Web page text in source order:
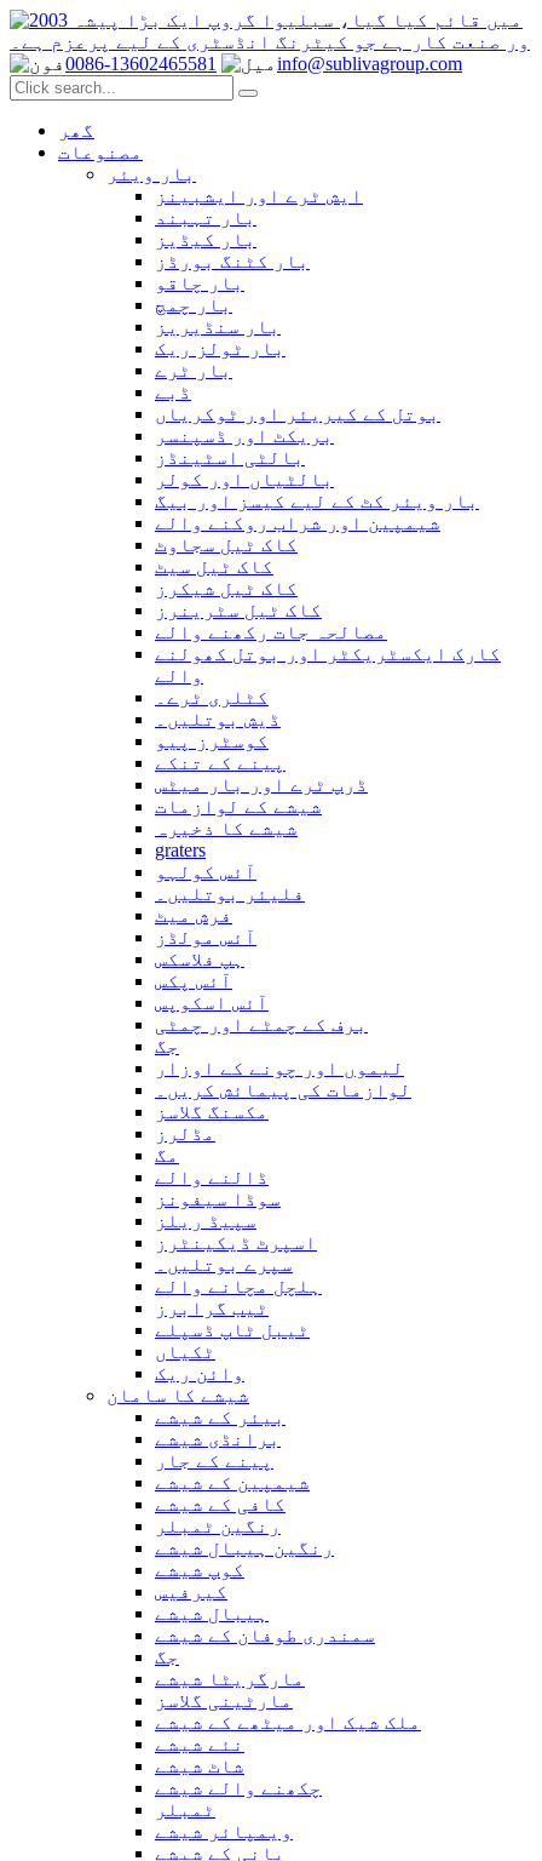
0086-13602465581 info@sublivagroup.com
گھر
مصنوعات
بار ویئر
ایش ٹرے اور ایشبینز
بار تہبند
بار کیڈیز
بار کٹنگ بورڈز
بار چاقو
بار چمچ
بار سنڈیریز
بار ٹولز ریک
بار ٹرے
ڈبے
بوتل کے کیریئر اور ٹوکریاں
بریکٹ اور ڈسپنسر
بالٹی اسٹینڈز
بالٹیاں اور کولر
بار ویئر کٹ کے لیے کیسز اور بیگ
شیمپین اور شراب روکنے والے
کاک ٹیل سجاوٹ
کاک ٹیل سیٹ
کاک ٹیل شیکرز
کاک ٹیل سٹرینرز
مصالحہ جات رکھنے والے
کارک ایکسٹریکٹر اور بوتل کھولنے
والے
کٹلری ٹرے۔
ڈیش بوتلیں۔
کوسٹرز پیو
پینے کے تنکے
ڈرپ ٹرے اور بار میٹس
شیشے کے لوازمات
شیشے کا ذخیرہ
graters
آئس کولہو
فلیئر بوتلیں۔
فرش میٹ
آئس مولڈز
ہپ فلاسکس
آئس پکس
آئس اسکوپس
برف کے چمٹے اور چمٹی
جگ
لیموں اور چونے کے اوزار
لوازمات کی پیمائش کریں۔
مکسنگ گلاسز
مڈلرز
مگ
ڈالنے والے
سوڈا سیفونز
سپیڈ ریلز
اسپرٹ ڈیکینٹرز
سپرے بوتلیں۔
ہلچل مچانے والے
ٹیب گرابرز
ٹیبل ٹاپ ڈسپلے
ٹکیاں
وائن ریک
شیشے کا سامان
بیئر کے شیشے
برانڈی شیشے
پینے کے جار
شیمپین کے شیشے
کافی کے شیشے
رنگین ٹمبلر
رنگین ہیبال شیشے
کوپ شیشے
کیرفیس
ہیبال شیشے
سمندری طوفان کے شیشے
جگ
مارگریٹا شیشے
مارٹینی گلاسز
ملک شیک اور میٹھے کے شیشے
نئے شیشے
شاٹ شیشے
چکھنے والے شیشے
ٹمبلر
ویمپائر شیشے
پانی کے شیشے